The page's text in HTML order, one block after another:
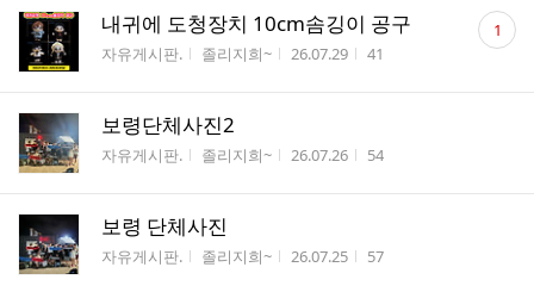
내귀에 도청장치 10cm솜깅이 공구
게시판명
자유게시판. 작성자
졸리지희~ 작성시간
26.07.29 조회수
41
댓
글 1
보령단체사진2
게시판명
자유게시판. 작성자
졸리지희~ 작성시간
26.07.26 조회수
54
보령 단체사진
게시판명
자유게시판. 작성자
졸리지희~ 작성시간
26.07.25 조회수
57